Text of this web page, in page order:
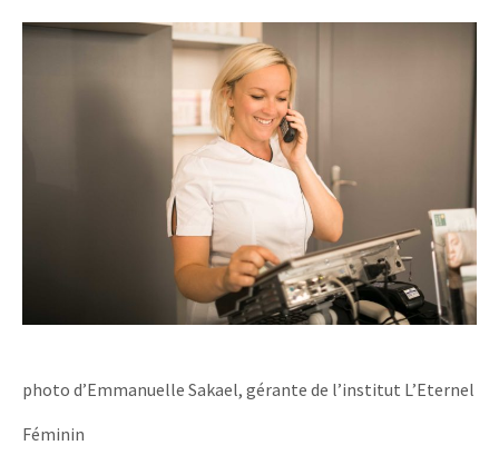
photo d’Emmanuelle Sakael, gérante de l’institut L’Eternel
Féminin